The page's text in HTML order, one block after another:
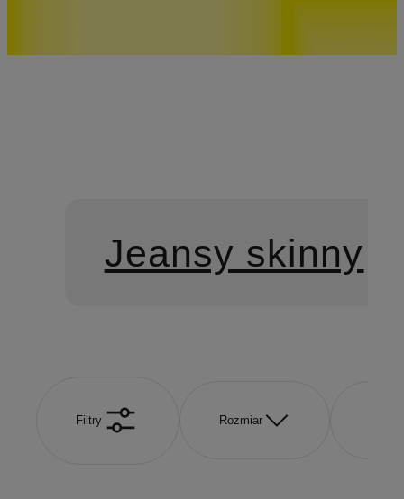
Jeansy skinny
Filtry Rozmiar